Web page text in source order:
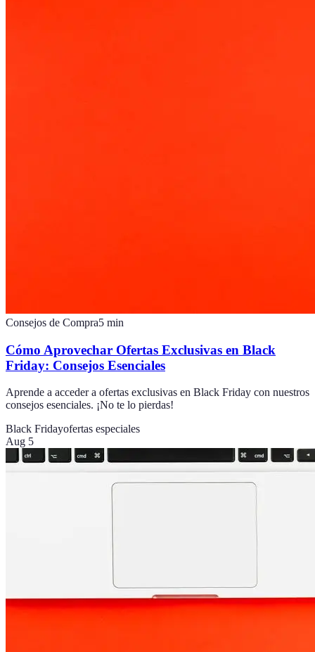
Consejos de Compra5 min
Cómo Aprovechar Ofertas Exclusivas en Black
Friday: Consejos Esenciales
Aprende a acceder a ofertas exclusivas en Black Friday con nuestros
consejos esenciales. ¡No te lo pierdas!
Black Fridayofertas especiales
Aug 5